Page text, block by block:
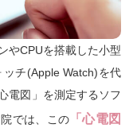
やCPUを搭載した小型
チ(Apple Watch)を代
電図」を測定するソフ
では、この 「心電図